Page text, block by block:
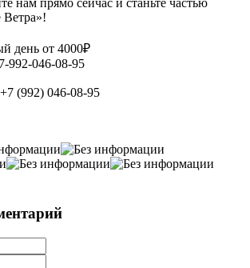
нам прямо сейчас и станьте частью
Ветра»!
день от 4000₽
992-046-08-95
+7 (992) 046-08-95